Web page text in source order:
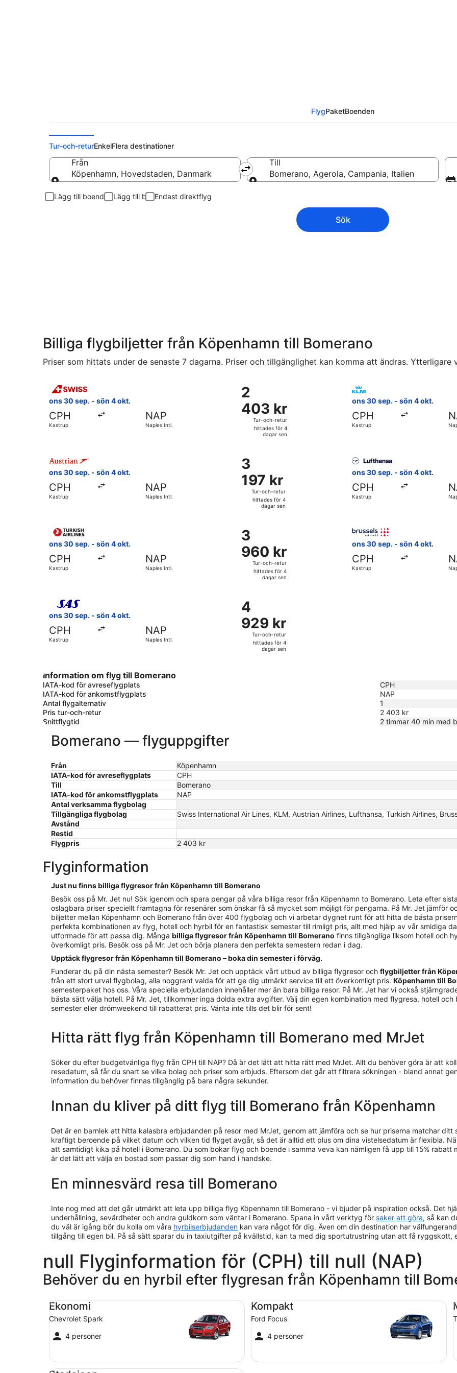
FlygPaketBoenden
Tur-och-returEnkelFlera destinationer
Från
Köpenhamn, Hovedstaden, Danmark
Till
Bomerano, Agerola, Campania, Italien
Lägg till boende Lägg till bil Endast direktflyg
Sök
Billiga flygbiljetter från Köpenhamn till Bomerano
Priser som hittats under de senaste 7 dagarna. Priser och tillgänglighet kan komma att ändras. Ytterligare
ons 30 sep. - sön 4 okt.
CPH
Kastrup
NAP
Naples Intl.
2
403 kr
Tur-
och-
retur,
hittades
4
dagar
sen
2
403 kr
Tur-och-retur
hittades för 4
dagar sen
ons 30 sep. - sön 4 okt.
CPH
Kastrup
ons 30 sep. - sön 4 okt.
CPH
Kastrup
NAP
Naples Intl.
3
197 kr
Tur-
och-
retur,
hittades
4
dagar
sen
3
197 kr
Tur-och-retur
hittades för 4
dagar sen
ons 30 sep. - sön 4 okt.
CPH
Kastrup
ons 30 sep. - sön 4 okt.
CPH
Kastrup
NAP
Naples Intl.
3
960 kr
Tur-
och-
retur,
hittades
4
dagar
sen
3
960 kr
Tur-och-retur
hittades för 4
dagar sen
ons 30 sep. - sön 4 okt.
CPH
Kastrup
ons 30 sep. - sön 4 okt.
CPH
Kastrup
NAP
Naples Intl.
4
929 kr
Tur-
och-
retur,
hittades
4
929 kr
Tur-och-retur
hittades för 4
dagar sen
Information om flyg till Bomerano
IATA-kod för avreseflygplats
CPH
IATA-kod för ankomstflygplats
NAP
Antal flygalternativ
1
Pris tur-och-retur
2 403 kr
Snittflygtid
2 timmar 40 min med
Bomerano — flyguppgifter
Från
Köpenhamn
IATA-kod för avreseflygplats
CPH
Till
Bomerano
IATA-kod för ankomstflygplats
NAP
Antal verksamma flygbolag
Tillgängliga flygbolag
Swiss International Air Lines, KLM, Austrian Airlines, Lufthansa, Turkish Airlines,
Avstånd
Restid
Flygpris
2 403 kr
Flyginformation
Just nu finns billiga flygresor från Köpenhamn till Bomerano
Besök oss på Mr. Jet nu! Sök igenom och spara pengar på våra billiga resor från Köpenhamn to Bomerano. Leta efter
oslagbara priser speciellt framtagna för resenärer som önskar få så mycket som möjligt för pengarna. På Mr. Jet jämför
biljetter mellan Köpenhamn och Bomerano från över 400 flygbolag och vi arbetar dygnet runt för att hitta de bästa
perfekta kombinationen av flyg, hotell och hyrbil för en fantastisk semester till rimligt pris, allt med hjälp av vår smidiga
utformade för att passa dig. Många billiga flygresor från Köpenhamn till Bomerano finns tillgängliga liksom hotell och
överkomligt pris. Besök oss på Mr. Jet och börja planera den perfekta semestern redan i dag.
Upptäck flygresor från Köpenhamn till Bomerano – boka din semester i förväg.
Funderar du på din nästa semester? Besök Mr. Jet och upptäck vårt utbud av billiga flygresor och flygbiljetter från
från ett stort urval flygbolag, alla noggrant valda för att ge dig utmärkt service till ett överkomligt pris. Köpenhamn till
semesterpaket hos oss. Våra speciella erbjudanden innehåller mer än bara billiga resor. På Mr. Jet har vi också
bästa sätt välja hotell. På Mr. Jet, tillkommer inga dolda extra avgifter. Välj din egen kombination med flygresa, hotell
semester eller drömweekend till rabatterat pris. Vänta inte tills det blir för sent!
Hitta rätt flyg från Köpenhamn till Bomerano med MrJet
Söker du efter budgetvänliga flyg från CPH till NAP? Då är det lätt att hitta rätt med MrJet. Allt du behöver göra är att
resedatum, så får du snart se vilka bolag och priser som erbjuds. Eftersom det går att filtrera sökningen - bland annat
information du behöver finnas tillgänglig på bara några sekunder.
Innan du kliver på ditt flyg till Bomerano från Köpenhamn
Det är en barnlek att hitta kalasbra erbjudanden på resor med MrJet, genom att jämföra och se hur priserna matchar ditt
kraftigt beroende på vilket datum och vilken tid flyget avgår, så det är alltid ett plus om dina vistelsedatum är flexibla.
att samtidigt kika på hotell i Bomerano. Du som bokar flyg och boende i samma veva kan nämligen få upp till 15%
är det lätt att välja en bostad som passar dig som hand i handske.
En minnesvärd resa till Bomerano
Inte nog med att det går utmärkt att leta upp billiga flyg Köpenhamn till Bomerano - vi bjuder på inspiration också. Det
underhållning, sevärdheter och andra guldkorn som väntar i Bomerano. Spana in vårt verktyg för saker att göra, så kan
du väl är igång bör du kolla om våra hyrbilserbjudanden kan vara något för dig. Även om din destination har
tillgång till egen bil. På så sätt sparar du in taxiutgifter på kvällstid, kan ta med dig sportutrustning utan att få ryggskott,
null Flyginformation för (CPH) till null (NAP)
Behöver du en hyrbil efter flygresan från Köpenhamn till
Ekonomi
Chevrolet Spark
4 personer
Ekonomi Chevrolet Spark
Kompakt
Ford Focus
4 personer
Kompakt Ford Focus
Stadsjeep Jeep Compass